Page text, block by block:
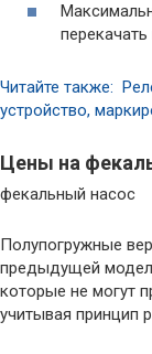
Читайте также:
устройство,
Цены на
фекальный насос
Полупогружные
предыдущей
которые не могут
учитывая принцип